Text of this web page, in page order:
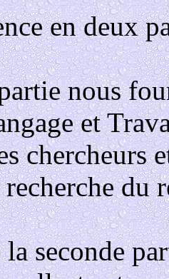
en deux
nous
et
chercheurs
du
seconde